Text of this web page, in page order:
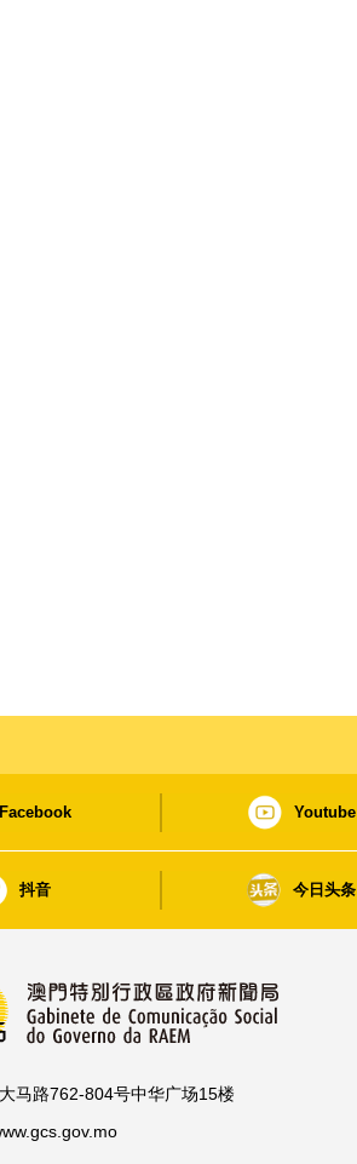
Facebook Youtube
抖音 今日头条
马路762-804号中华广场15楼